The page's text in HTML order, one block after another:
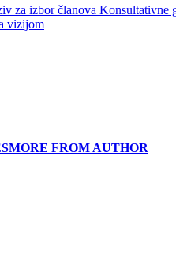
za izbor članova Konsultativne
vizijom
MORE FROM AUTHOR